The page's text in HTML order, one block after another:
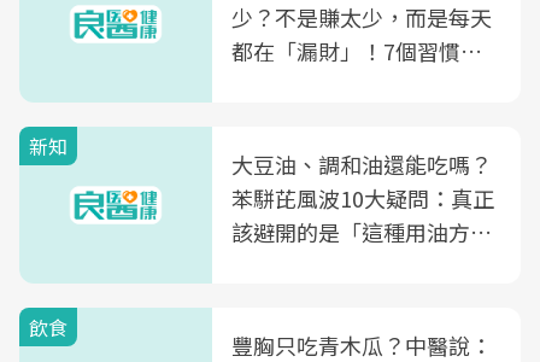
少？不是賺太少，而是每天
都在「漏財」！7個習慣一
新知
大豆油、調和油還能吃嗎？
苯駢芘風波10大疑問：真正
該避開的是「這種用油方
飲食
豐胸只吃青木瓜？中醫說：